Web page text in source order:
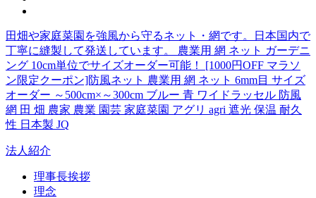
田畑や家庭菜園を強風から守るネット・網です。日本国内で
丁寧に縫製して発送しています。 農業用 網 ネット ガーデニ
ング 10cm単位でサイズオーダー可能！ [1000円OFF マラソ
ン限定クーポン]防風ネット 農業用 網 ネット 6mm目 サイズ
オーダー ～500cm×～300cm ブルー 青 ワイドラッセル 防風
網 田 畑 農家 農業 園芸 家庭菜園 アグリ agri 遮光 保温 耐久
性 日本製 JQ
法人紹介
理事長挨拶
理念